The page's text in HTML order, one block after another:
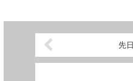
先